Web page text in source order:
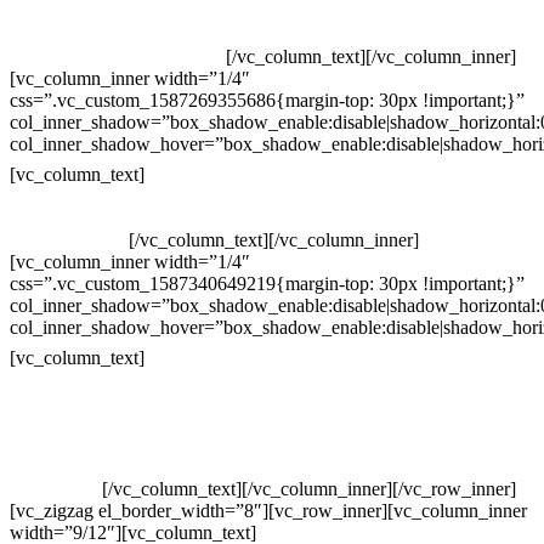
[/vc_column_text][/vc_column_inner]
[vc_column_inner width=”1/4″
css=”.vc_custom_1587269355686{margin-top: 30px !important;}”
[vc_column_text]
[/vc_column_text][/vc_column_inner]
[vc_column_inner width=”1/4″
css=”.vc_custom_1587340649219{margin-top: 30px !important;}”
[vc_column_text]
[/vc_column_text][/vc_column_inner][/vc_row_inner]
[vc_zigzag el_border_width=”8″][vc_row_inner][vc_column_inner
width=”9/12″][vc_column_text]